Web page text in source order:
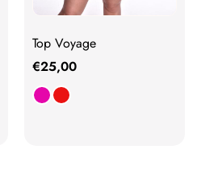
Top Voyage
€25,00